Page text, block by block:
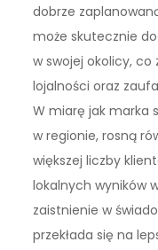
dobrze
może skutecznie
w swojej okolicy, co
lojalności oraz
W miarę jak marka
w regionie, rosną
większej liczby
lokalnych wyników
zaistnienie w
przekłada się na